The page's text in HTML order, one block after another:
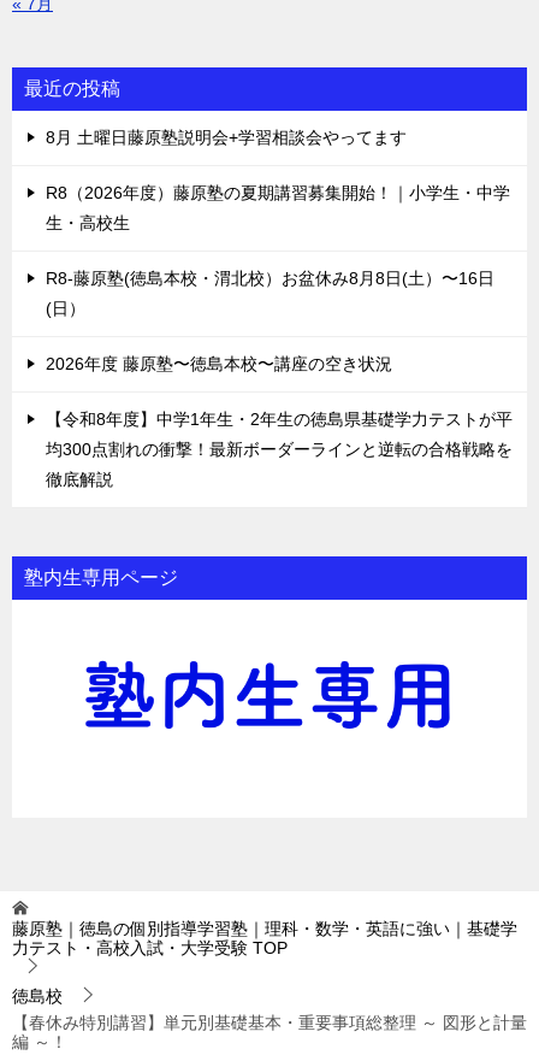
最近の投稿
8月 土曜日藤原塾説明会+学習相談会やってます
R8（2026年度）藤原塾の夏期講習募集開始！｜小学生・中学
生・高校生
R8-藤原塾(徳島本校・渭北校）お盆休み8月8日(土）〜16日
(日）
2026年度 藤原塾〜徳島本校〜講座の空き状況
【令和8年度】中学1年生・2年生の徳島県基礎学力テストが平
均300点割れの衝撃！最新ボーダーラインと逆転の合格戦略を
徹底解説
塾内生専用ページ
藤原塾｜徳島の個別指導学習塾｜理科・数学・英語に強い｜基礎学
力テスト・高校入試・大学受験 TOP
徳島校
【春休み特別講習】単元別基礎基本・重要事項総整理 ～ 図形と計量
編 ～！